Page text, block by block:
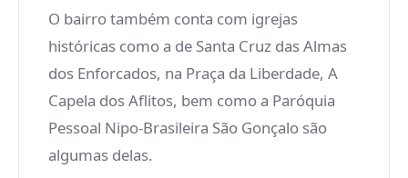
O bairro também conta com igrejas
históricas como a de Santa Cruz das Almas
dos Enforcados, na Praça da Liberdade, A
Capela dos Aflitos, bem como a Paróquia
Pessoal Nipo-Brasileira São Gonçalo são
algumas delas.